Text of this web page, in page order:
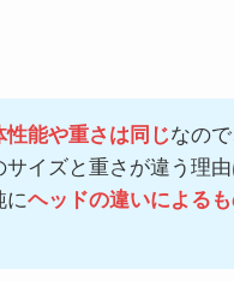
性能や重さは同じなの
サイズと重さが違う理由
にヘッドの違いによる